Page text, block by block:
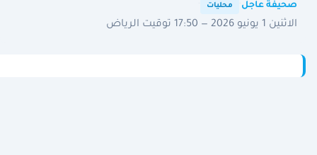
صحيفة عاجل محليات
الاثنين 1 يونيو 2026 — 17:50 توقيت الرياض